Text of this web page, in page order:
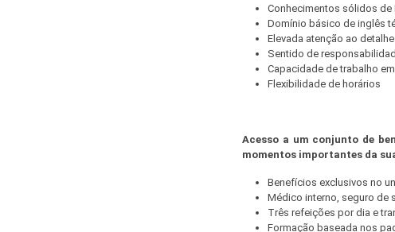
Conhecimentos sólidos de
Domínio básico de inglês
Elevada atenção ao detalhe
Sentido de
Capacidade de trabalho
Flexibilidade de horários
Acesso a um conjunto de
momentos importantes da
Benefícios exclusivos no
Médico interno, seguro de
Três refeições por dia e
Formação baseada nos